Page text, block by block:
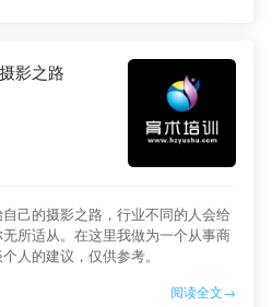
影之路
己的摄影之路，行业不同的人会给
所适从。在这里我做为一个从事商
人的建议，仅供参考。
阅读全文→